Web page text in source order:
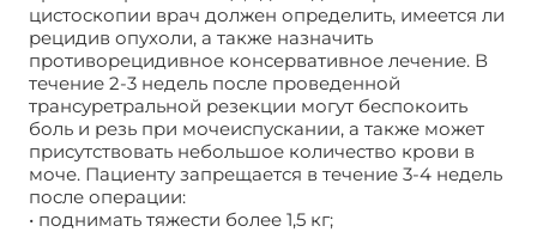
цистоскопии врач должен определить, имеется ли
рецидив опухоли, а также назначить
противорецидивное консервативное лечение. В
течение 2-3 недель после проведенной
трансуретральной резекции могут беспокоить
боль и резь при мочеиспускании, а также может
присутствовать небольшое количество крови в
моче. Пациенту запрещается в течение 3-4 недель
после операции:
• поднимать тяжести более 1,5 кг;